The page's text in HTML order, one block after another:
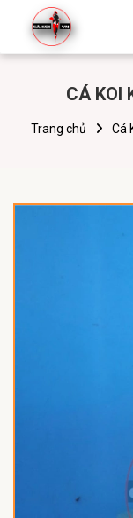
CÁ KOI
Trang chủ Cá